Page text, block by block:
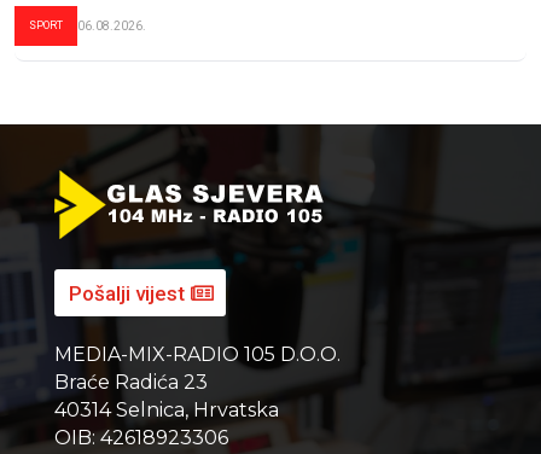
SPORT 06.08.2026.
Pošalji vijest
MEDIA-MIX-RADIO 105 D.O.O.
Braće Radića 23
40314 Selnica, Hrvatska
OIB: 42618923306